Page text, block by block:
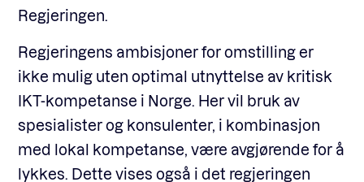
Regjeringen.
Regjeringens ambisjoner for omstilling er
ikke mulig uten optimal utnyttelse av kritisk
IKT-kompetanse i Norge. Her vil bruk av
spesialister og konsulenter, i kombinasjon
med lokal kompetanse, være avgjørende for å
lykkes. Dette vises også i det regjeringen